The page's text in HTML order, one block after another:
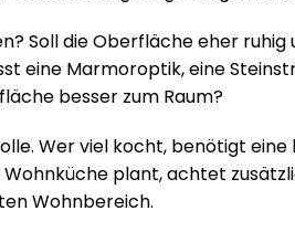
Soll die Oberfläche eher ruhig
eine Marmoroptik, eine
besser zum Raum?
Wer viel kocht, benötigt
plant, achtet
Wohnbereich.